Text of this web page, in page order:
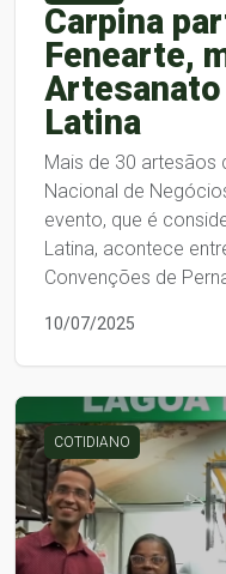
Carpina
Fenearte,
Artesanato
Latina
Mais de 30 artesãos
Nacional de
evento, que é
Latina, acontece
Convenções de
10/07/2025
COTIDIANO